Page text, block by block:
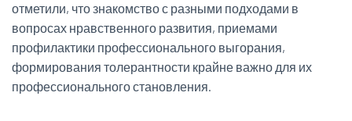
отметили, что знакомство с разными подходами в
вопросах нравственного развития, приемами
профилактики профессионального выгорания,
формирования толерантности крайне важно для их
профессионального становления.